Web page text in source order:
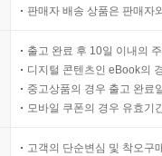
판매자 배송 상품은 판매자
출고 완료 후 10일 이내의
디지털 콘텐츠인 eBook의
중고상품의 경우 출고 완료
모바일 쿠폰의 경우 유효기
고객의 단순변심 및 착오구